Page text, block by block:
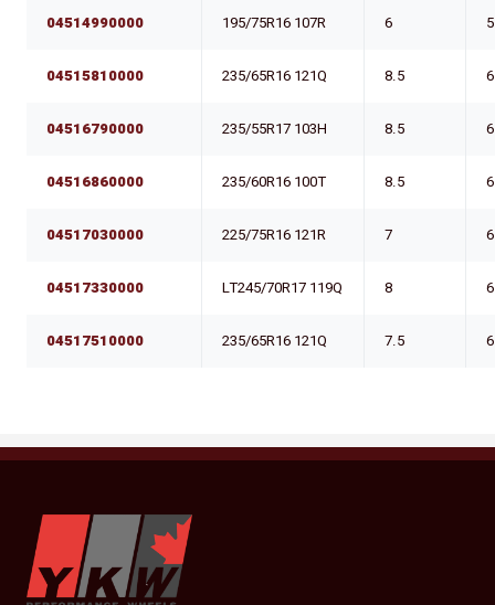
04514990000 195/75R16 107R 6 5
04515810000 235/65R16 121Q 8.5
04516790000 235/55R17 103H 8.5
04516860000 235/60R16 100T 8.5
04517030000 225/75R16 121R 7 6
04517330000 LT245/70R17 119Q 8
04517510000 235/65R16 121Q 7.5
YKW Wheels